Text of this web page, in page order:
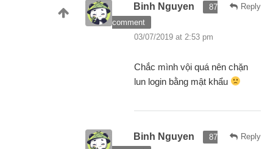
Reply
Binh Nguyen
87
comment
03/07/2019 at 2:53 pm
Chắc mình vội quá nên chặn
lun login bằng mật khẩu
Reply
Binh Nguyen
87